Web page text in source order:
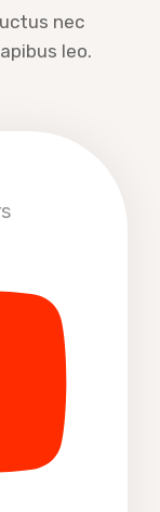
nec
leo.